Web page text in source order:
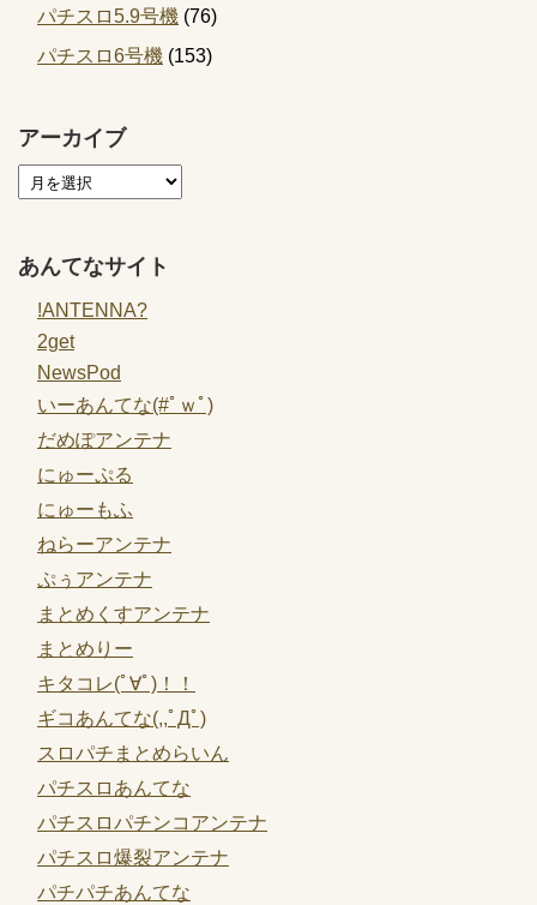
パチスロ5.9号機 (76)
パチスロ6号機 (153)
アーカイブ
あんてなサイト
!ANTENNA?
2get
NewsPod
いーあんてな(#ﾟｗﾟ)
だめぽアンテナ
にゅーぷる
にゅーもふ
ねらーアンテナ
ぷぅアンテナ
まとめくすアンテナ
まとめりー
キタコレ(ﾟ∀ﾟ)！！
ギコあんてな(,,ﾟДﾟ)
スロパチまとめらいん
パチスロあんてな
パチスロパチンコアンテナ
パチスロ爆裂アンテナ
パチパチあんてな